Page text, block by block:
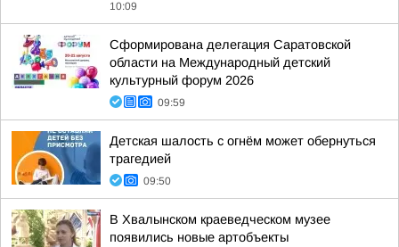
10:09
Сформирована делегация Саратовской
области на Международный детский
культурный форум 2026
09:59
Детская шалость с огнём может обернуться
трагедией
09:50
В Хвалынском краеведческом музее
появились новые артобъекты